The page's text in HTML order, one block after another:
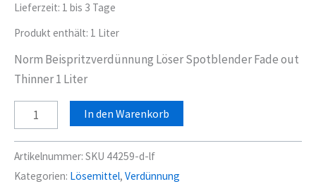
Lieferzeit: 1 bis 3 Tage
Produkt enthält: 1 Liter
Norm Beispritzverdünnung Löser Spotblender Fade out
Thinner 1 Liter
Norm
Beispritzverdünnung
Löser
Spotblender
In den Warenkorb
Artikelnummer: SKU 44259-d-lf
Kategorien: Lösemittel, Verdünnung